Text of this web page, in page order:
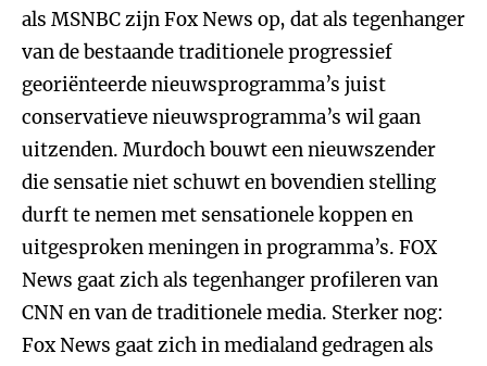
als MSNBC zijn Fox News op, dat als tegenhanger
van de bestaande traditionele progressief
georiënteerde nieuwsprogramma’s juist
conservatieve nieuwsprogramma’s wil gaan
uitzenden. Murdoch bouwt een nieuwszender
die sensatie niet schuwt en bovendien stelling
durft te nemen met sensationele koppen en
uitgesproken meningen in programma’s. FOX
News gaat zich als tegenhanger profileren van
CNN en van de traditionele media. Sterker nog:
Fox News gaat zich in medialand gedragen als